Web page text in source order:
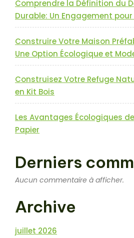
Comprendre la Définition du
Durable: Un Engagement pour
Construire Votre Maison
Une Option Écologique et
Construisez Votre Refuge
en Kit Bois
Les Avantages Écologiques
Papier
Derniers
Aucun commentaire à afficher.
Archive
juillet 2026